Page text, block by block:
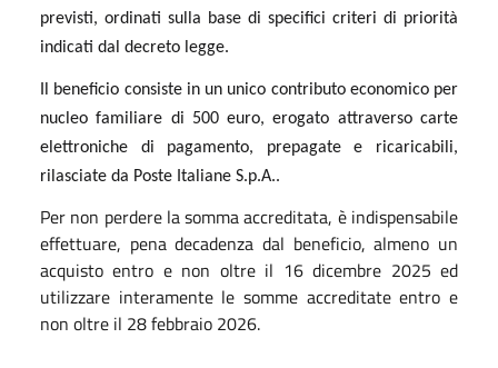
previsti, ordinati sulla base di specifici criteri di priorità
indicati dal decreto legge.
Il beneficio consiste in un unico contributo economico per
nucleo familiare di 500 euro, erogato attraverso carte
elettroniche di pagamento, prepagate e ricaricabili,
rilasciate da Poste Italiane S.p.A..
Per non perdere la somma accreditata, è indispensabile
effettuare, pena decadenza dal beneficio, almeno un
acquisto entro e non oltre il 16 dicembre 2025 ed
utilizzare interamente le somme accreditate entro e
non oltre il 28 febbraio 2026.